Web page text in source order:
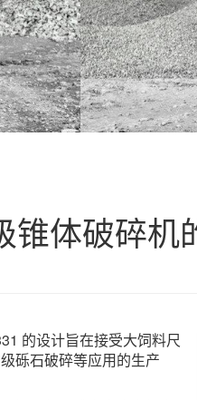
锥体破碎机
的设计旨在接受大饲料尺
砾石破碎等应用的生产